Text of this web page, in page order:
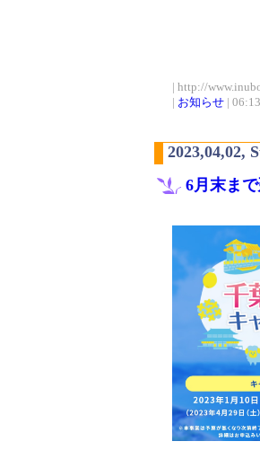
| http://
| お知らせ |
2023,04,02,
6月末ま